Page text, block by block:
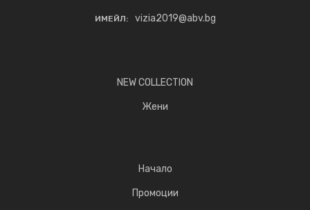
ИМЕЙЛ: vizia2019@abv.bg
NEW COLLECTION
Жени
Начало
Промоции